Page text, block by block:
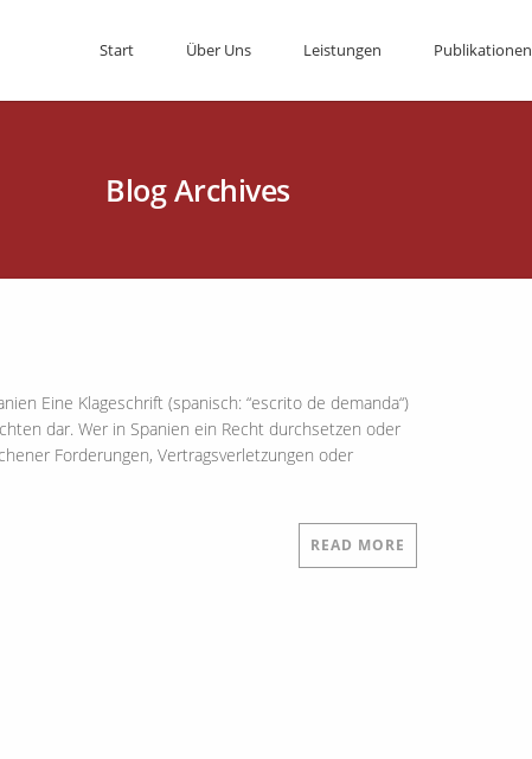
Start Über Uns Leistungen Publikationen
Blog Archives
Eine Klageschrift (spanisch: “escrito de demanda“)
dar. Wer in Spanien ein Recht durchsetzen oder
Forderungen, Vertragsverletzungen oder
READ MORE